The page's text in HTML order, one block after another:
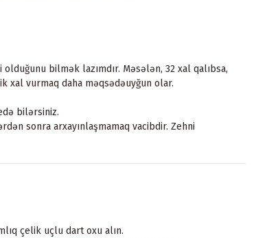
bilmək lazımdır. Məsələn, 32 xal qalıbsa,
xal vurmaq daha məqsədəuyğun olar.
bilərsiniz.
sonra arxayınlaşmamaq vacibdir. Zehni
çelik uçlu dart oxu alın.